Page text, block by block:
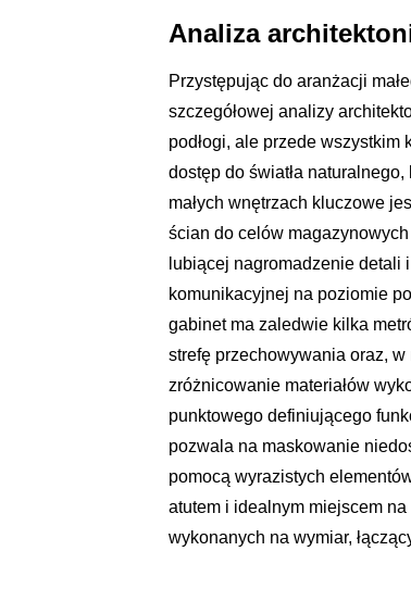
Analiza
Przystępując do aranżacji
szczegółowej analizy
podłogi, ale przede
dostęp do światła
małych wnętrzach kluczowe
ścian do celów
lubiącej nagromadzenie detali
komunikacyjnej na poziomie
gabinet ma zaledwie kilka
strefę przechowywania oraz,
zróżnicowanie materiałów
punktowego definiującego
pozwala na maskowanie
pomocą wyrazistych
atutem i idealnym miejscem
wykonanych na wymiar,